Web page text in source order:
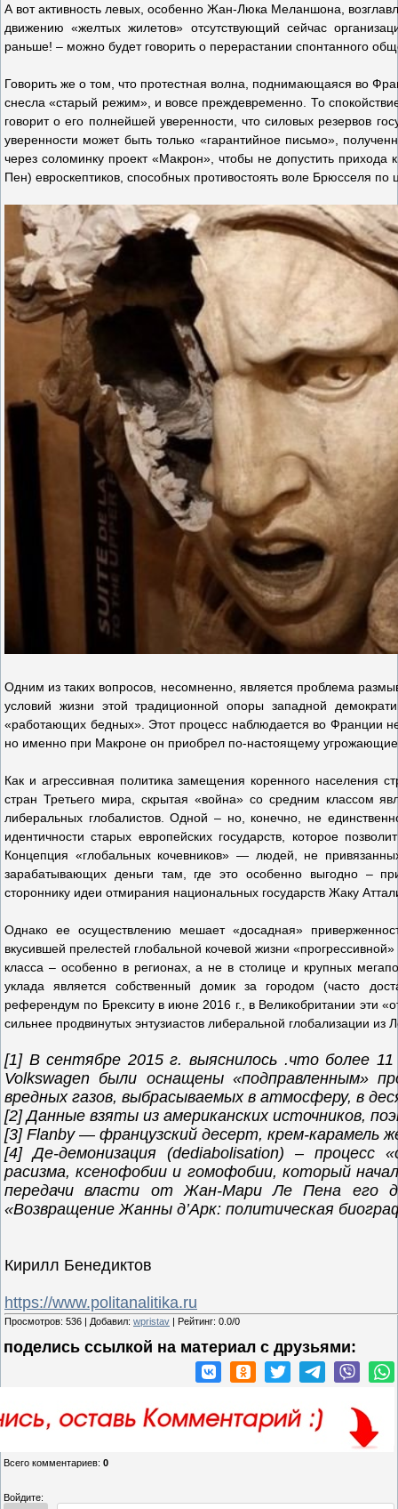
А вот активность левых, особенно Жан-Люка Меланшона,
движению «желтых жилетов» отсутствующий сейчас
раньше! – можно будет говорить о перерастании спонтанного
Говорить же о том, что протестная волна, поднимающаяся во
снесла «старый режим», и вовсе преждевременно. То
говорит о его полнейшей уверенности, что силовых резервов
уверенности может быть только «гарантийное письмо»,
через соломинку проект «Макрон», чтобы не допустить
Пен) евроскептиков, способных противостоять воле Брюсселя
Одним из таких вопросов, несомненно, является проблема
условий жизни этой традиционной опоры западной
«работающих бедных». Этот процесс наблюдается во Франции
но именно при Макроне он приобрел по-настоящему
Как и агрессивная политика замещения коренного населения
стран Третьего мира, скрытая «война» со средним классом
либеральных глобалистов. Одной – но, конечно, не
идентичности старых европейских государств, которое
Концепция «глобальных кочевников» — людей, не
зарабатывающих деньги там, где это особенно выгодно –
стороннику идеи отмирания национальных государств Жаку
Однако ее осуществлению мешает «досадная»
вкусившей прелестей глобальной кочевой жизни
класса – особенно в регионах, а не в столице и крупных
уклада является собственный домик за городом (часто
референдум по Брекситу в июне 2016 г., в Великобритании эти
сильнее продвинутых энтузиастов либеральной глобализации из
[1] В сентябре 2015 г. выяснилось .что более
Volkswagen были оснащены «подправленным»
вредных газов, выбрасываемых в атмосферу, в
[2] Данные взяты из американских источников,
[3] Flanby — французский десерт, крем-карамель
[4] Де-демонизация (dediabolisation) –
расизма, ксенофобии и гомофобии, который
передачи власти от Жан-Мари Ле Пена его
«Возвращение Жанны д’Арк: политическая
Кирилл Бенедиктов
https://www.politanalitika.ru
Просмотров: 536 | Добавил: wpristav | Рейтинг: 0.0/0
поделись ссылкой на материал c друзьями:
Всего комментариев: 0
Войдите: